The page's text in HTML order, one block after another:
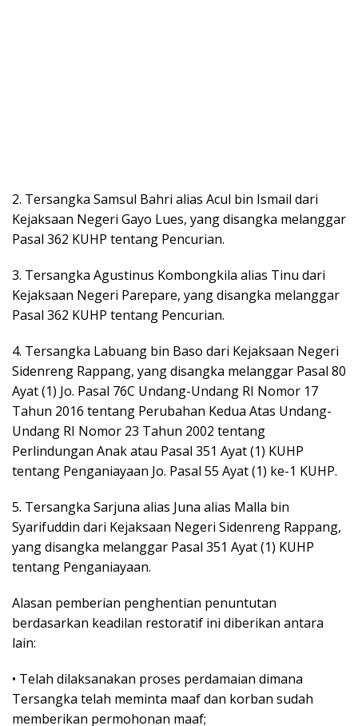
2. Tersangka Samsul Bahri alias Acul bin Ismail dari
Kejaksaan Negeri Gayo Lues, yang disangka melanggar
Pasal 362 KUHP tentang Pencurian.
3. Tersangka Agustinus Kombongkila alias Tinu dari
Kejaksaan Negeri Parepare, yang disangka melanggar
Pasal 362 KUHP tentang Pencurian.
4. Tersangka Labuang bin Baso dari Kejaksaan Negeri
Sidenreng Rappang, yang disangka melanggar Pasal 80
Ayat (1) Jo. Pasal 76C Undang-Undang RI Nomor 17
Tahun 2016 tentang Perubahan Kedua Atas Undang-
Undang RI Nomor 23 Tahun 2002 tentang
Perlindungan Anak atau Pasal 351 Ayat (1) KUHP
tentang Penganiayaan Jo. Pasal 55 Ayat (1) ke-1 KUHP.
5. Tersangka Sarjuna alias Juna alias Malla bin
Syarifuddin dari Kejaksaan Negeri Sidenreng Rappang,
yang disangka melanggar Pasal 351 Ayat (1) KUHP
tentang Penganiayaan.
Alasan pemberian penghentian penuntutan
berdasarkan keadilan restoratif ini diberikan antara
lain:
• Telah dilaksanakan proses perdamaian dimana
Tersangka telah meminta maaf dan korban sudah
memberikan permohonan maaf;